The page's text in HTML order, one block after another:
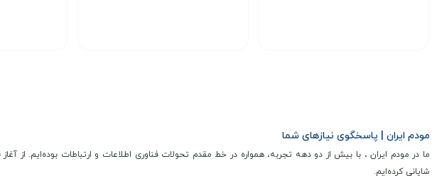
مودم ایران | پاسخگوی نیازهای شما
ما در مودم ایران ، با بیش از دو دهه تجربه، همواره در خط مقدم تحولات فناوری اطلاعات و ارتباطات بوده‌ایم. از
شایانی کرده‌ایم.